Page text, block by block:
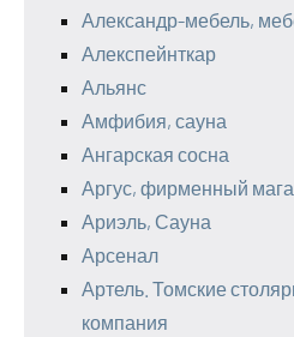
Александр-мебель,
Алекспейнткар
Альянс
Амфибия, сауна
Ангарская сосна
Аргус, фирменный
Ариэль, Сауна
Арсенал
Артель. Томские
компания